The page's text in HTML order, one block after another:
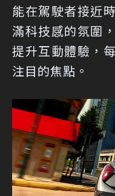
能在駕駛者接近
滿科技感的氛圍
提升互動體驗，
注目的焦點。